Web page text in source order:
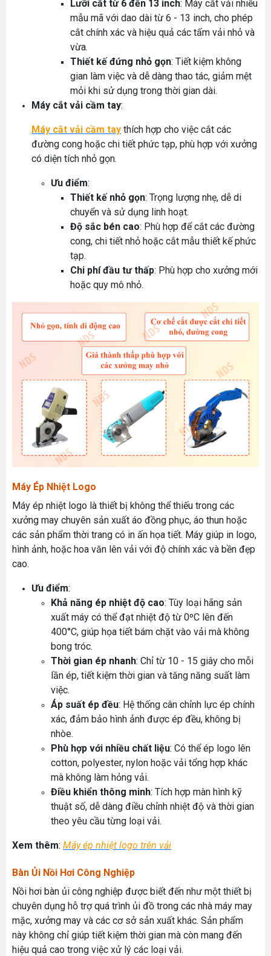
Lưỡi cắt từ 6 đến 13 inch: Máy cắt vải nhiều
mẫu mã với dao dài từ 6 - 13 inch, cho phép
cắt chính xác và hiệu quả các tấm vải nhỏ và
vừa.
Thiết kế đứng nhỏ gọn: Tiết kiệm không
gian làm việc và dễ dàng thao tác, giảm mệt
mỏi khi sử dụng trong thời gian dài.
Máy cắt vải cầm tay:
Máy cắt vải cầm tay thích hợp cho việc cắt các
đường cong hoặc chi tiết phức tạp, phù hợp với xưởng
có diện tích nhỏ gọn.
Ưu điểm:
Thiết kế nhỏ gọn: Trọng lượng nhẹ, dễ di
chuyển và sử dụng linh hoạt.
Độ sắc bén cao: Phù hợp để cắt các đường
cong, chi tiết nhỏ hoặc cắt mẫu thiết kế phức
tạp.
Chi phí đầu tư thấp: Phù hợp cho xưởng mới
hoặc quy mô nhỏ.
Máy Ép Nhiệt Logo
Máy ép nhiệt logo là thiết bị không thể thiếu trong các
xưởng may chuyên sản xuất áo đồng phục, áo thun hoặc
các sản phẩm thời trang có in ấn họa tiết. Máy giúp in logo,
hình ảnh, hoặc hoa văn lên vải với độ chính xác và bền đẹp
cao.
Ưu điểm:
Khả năng ép nhiệt độ cao: Tùy loại hãng sản
xuất máy có thể đạt nhiệt độ từ 0ºC lên đến
400°C, giúp họa tiết bám chặt vào vải mà không
bong tróc.
Thời gian ép nhanh: Chỉ từ 10 - 15 giây cho mỗi
lần ép, tiết kiệm thời gian và tăng năng suất làm
việc.
Áp suất ép đều: Hệ thống cân chỉnh lực ép chính
xác, đảm bảo hình ảnh được ép đều, không bị
nhòe.
Phù hợp với nhiều chất liệu: Có thể ép logo lên
cotton, polyester, nylon hoặc vải tổng hợp khác
mà không làm hỏng vải.
Điều khiển thông minh: Tích hợp màn hình kỹ
thuật số, dễ dàng điều chỉnh nhiệt độ và thời gian
theo yêu cầu từng loại vải.
Xem thêm: Máy ép nhiệt logo trên vải
Bàn Ủi Nồi Hơi Công Nghiệp
Nồi hơi bàn ủi công nghiệp được biết đến như một thiết bị
chuyên dụng hỗ trợ quá trình ủi đồ trong các nhà máy may
mặc, xưởng may và các cơ sở sản xuất khác. Sản phẩm
này không chỉ giúp tiết kiệm thời gian mà còn mang đến
hiệu quả cao trong việc xử lý các loại vải.